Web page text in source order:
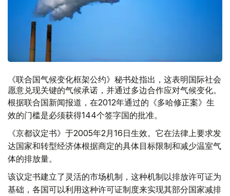
《联合国气候变化框架公约》秘书处指出，这表明国际社会
愿意兑现关键的气候承诺，并通过多边合作应对气候变化。
根据联合国新闻报道，在2012年通过的《多哈修正案》生
效的门槛是必须获得144个签字国的批准。
《京都议定书》于2005年2月16日生效。它在法律上要求发
达国家和转型经济体根据商定的具体目标限制和减少温室气
体的排放量。
该议定书建立了灵活的市场机制，这种机制以排放许可证为
基础，各国可以利用这种许可证制度来实现其部分国家减排